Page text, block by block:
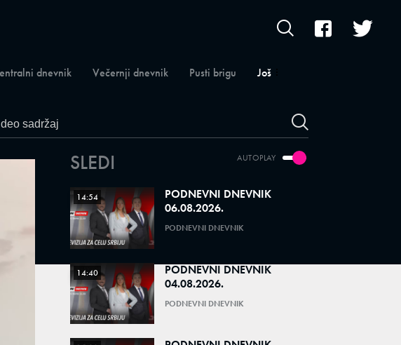
dnevnik Večernji dnevnik Pusti brigu Još
AUTOPLAY
SLEDI
14:54
PODNEVNI DNEVNIK
06.08.2026.
PODNEVNI DNEVNIK
14:40
PODNEVNI DNEVNIK
04.08.2026.
PODNEVNI DNEVNIK